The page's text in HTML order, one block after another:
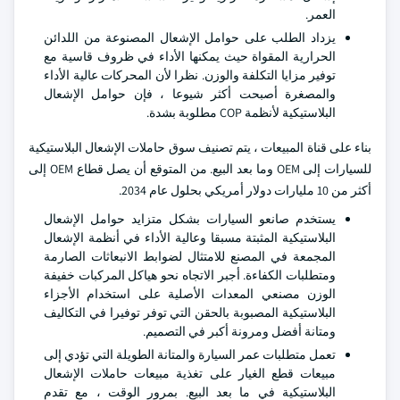
العمر.
يزداد الطلب على حوامل الإشعال المصنوعة من اللدائن
الحرارية المقواة حيث يمكنها الأداء في ظروف قاسية مع
توفير مزايا التكلفة والوزن. نظرا لأن المحركات عالية الأداء
والمصغرة أصبحت أكثر شيوعا ، فإن حوامل الإشعال
البلاستيكية لأنظمة COP مطلوبة بشدة.
بناء على قناة المبيعات ، يتم تصنيف سوق حاملات الإشعال البلاستيكية
للسيارات إلى OEM وما بعد البيع. من المتوقع أن يصل قطاع OEM إلى
أكثر من 10 مليارات دولار أمريكي بحلول عام 2034.
يستخدم صانعو السيارات بشكل متزايد حوامل الإشعال
البلاستيكية المثبتة مسبقا وعالية الأداء في أنظمة الإشعال
المجمعة في المصنع للامتثال لضوابط الانبعاثات الصارمة
ومتطلبات الكفاءة. أجبر الاتجاه نحو هياكل المركبات خفيفة
الوزن مصنعي المعدات الأصلية على استخدام الأجزاء
البلاستيكية المصبوبة بالحقن التي توفر توفيرا في التكاليف
ومتانة أفضل ومرونة أكبر في التصميم.
تعمل متطلبات عمر السيارة والمتانة الطويلة التي تؤدي إلى
مبيعات قطع الغيار على تغذية مبيعات حاملات الإشعال
البلاستيكية في ما بعد البيع. بمرور الوقت ، مع تقدم